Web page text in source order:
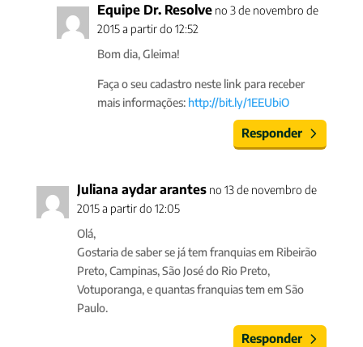
Equipe Dr. Resolve no 3 de novembro de
2015 a partir do 12:52
Bom dia, Gleima!
Faça o seu cadastro neste link para receber
mais informações: http://bit.ly/1EEUbiO
Responder
Juliana aydar arantes no 13 de novembro de
2015 a partir do 12:05
Olá,
Gostaria de saber se já tem franquias em Ribeirão
Preto, Campinas, São José do Rio Preto,
Votuporanga, e quantas franquias tem em São
Paulo.
Responder